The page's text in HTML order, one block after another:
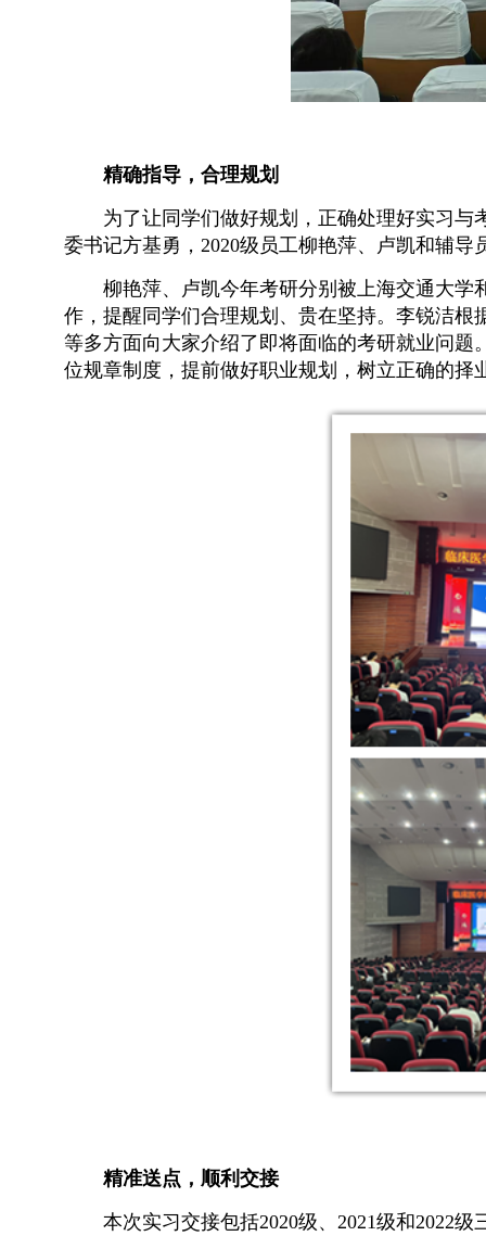
精确指导，合理规划
为了让同学们做好规划，正确处理好实习
委书记方基勇， 2020级员工柳艳萍、卢凯和辅导
柳艳萍、 卢凯今年考研分别被 上海交通大学
作，提醒同学们合理规划、贵在坚持。李锐洁
等多方面向大家介绍了即将面临的考研就业问
位规章制度，提前做好职业规划，树立正确的
精准送点，顺利交接
本次实习交接包括2020级、2021级和2022